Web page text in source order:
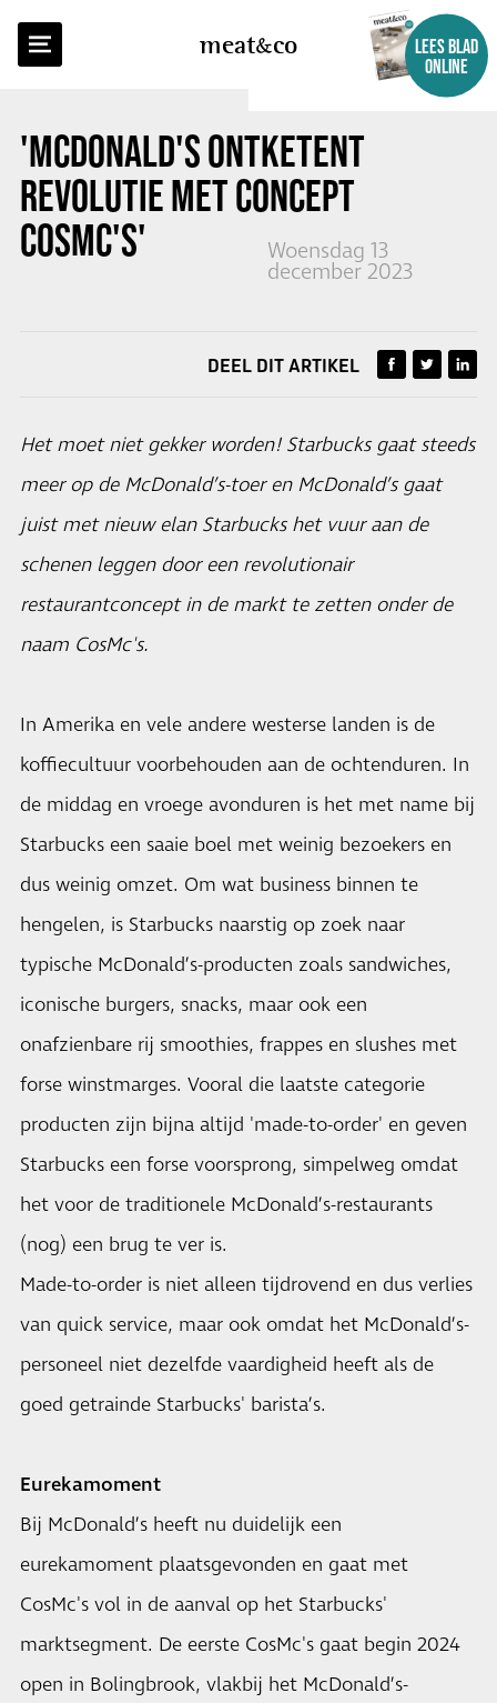
meatco
LEES BLAD
ONLINE
'MCDONALD'S ONTKETENT
REVOLUTIE MET CONCEPT
COSMC'S'
Woensdag 13
december 2023
TERUG NAAR OVERZICHT
DEEL DIT ARTIKEL
Het moet niet gekker worden! Starbucks gaat steeds
meer op de McDonald’s-toer en McDonald’s gaat
juist met nieuw elan Starbucks het vuur aan de
schenen leggen door een revolutionair
restaurantconcept in de markt te zetten onder de
naam CosMc's.
In Amerika en vele andere westerse landen is de
koffiecultuur voorbehouden aan de ochtenduren. In
de middag en vroege avonduren is het met name bij
Starbucks een saaie boel met weinig bezoekers en
dus weinig omzet. Om wat business binnen te
hengelen, is Starbucks naarstig op zoek naar
typische McDonald’s-producten zoals sandwiches,
iconische burgers, snacks, maar ook een
onafzienbare rij smoothies, frappes en slushes met
forse winstmarges. Vooral die laatste categorie
producten zijn bijna altijd 'made-to-order' en geven
Starbucks een forse voorsprong, simpelweg omdat
het voor de traditionele McDonald’s-restaurants
(nog) een brug te ver is.
Made-to-order is niet alleen tijdrovend en dus verlies
van quick service, maar ook omdat het McDonald’s-
personeel niet dezelfde vaardigheid heeft als de
goed getrainde Starbucks' barista’s.
Eurekamoment
Bij McDonald’s heeft nu duidelijk een
eurekamoment plaatsgevonden en gaat met
CosMc's vol in de aanval op het Starbucks'
marktsegment. De eerste CosMc's gaat begin 2024
open in Bolingbrook, vlakbij het McDonald’s-